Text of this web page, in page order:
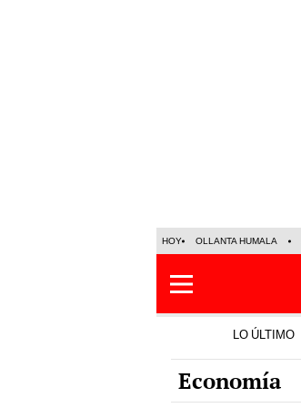
HOY OLLANTA HUMALA
LO ÚLTIMO
Economía